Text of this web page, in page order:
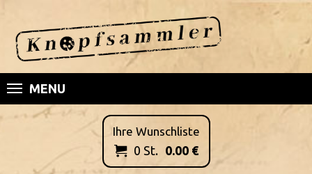
MENU
Ihre Wunschliste
 0 St. 0.00€